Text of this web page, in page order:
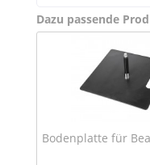
Dazu passende
Bodenplatte für